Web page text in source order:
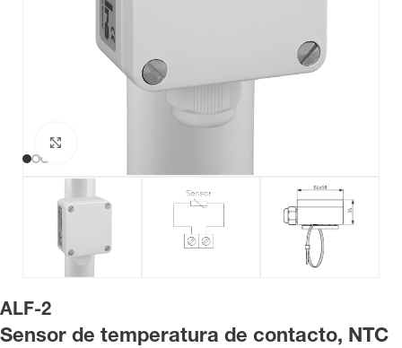
ALF-2
Sensor de temperatura de contacto, NTC